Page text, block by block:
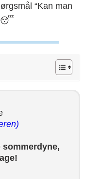
“Kan man
😴